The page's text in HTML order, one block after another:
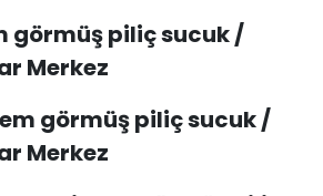
görmüş piliç sucuk /
Merkez
görmüş piliç sucuk /
Merkez